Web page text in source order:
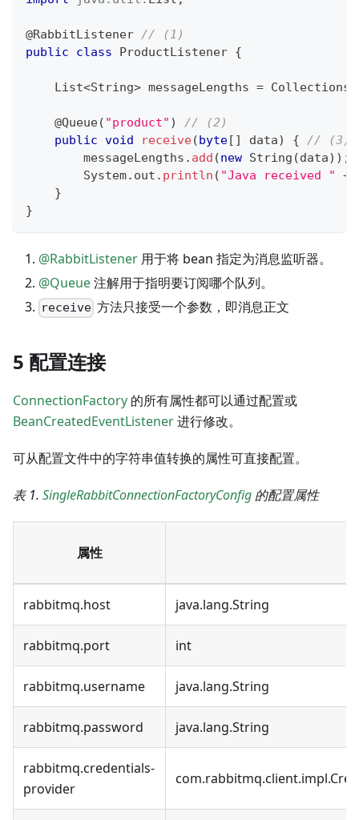
@RabbitListener // (1)
public
class ProductListener {
List<String> messageLengths = Collections
@Queue( "product" )
// (2)
public void receive(byte[ ] data) {
// (3)
        messageLengths
. add (new String (data) ) ;
System. out . println ( "Java received " +
}
}
@RabbitListener 用于将 bean 指定为消息监听器。
@Queue注解用于指明要订阅哪个队列。
receive 方法只接受一个参数，即消息正文
5 配置连接
ConnectionFactory 的所有属性都可以通过配置或
BeanCreatedEventListener进行修改。
可从配置文件中的字符串值转换的属性可直接配置。
表 1. SingleRabbitConnectionFactoryConfig 的配置属性
属性
rabbitmq.host java.lang.String
rabbitmq.port int
rabbitmq.username java.lang.String
rabbitmq.password java.lang.String
rabbitmq.credentials-
provider